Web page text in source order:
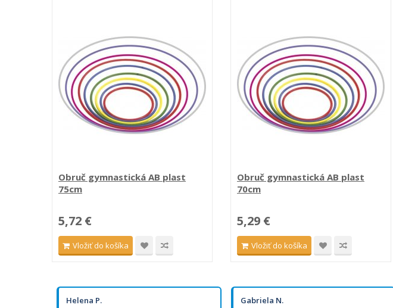
Obruč gymnastická AB plast
75cm
5,72 €
Vložiť do košíka
Obruč gymnastická AB plast
70cm
5,29 €
Vložiť do košíka
Helena P. Gabriela N.